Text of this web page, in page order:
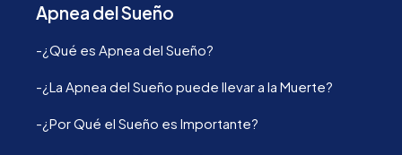
Apnea del Sueño
-¿Qué es Apnea del Sueño?
-¿La Apnea del Sueño puede llevar a la Muerte?
-¿Por Qué el Sueño es Importante?